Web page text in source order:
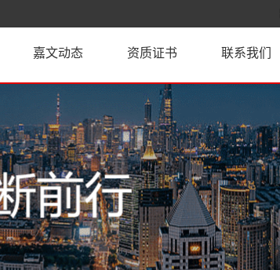
嘉文动态 资质证书 联系我们